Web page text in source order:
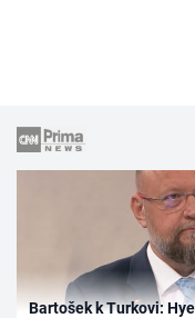
Bartošek k Turkovi: